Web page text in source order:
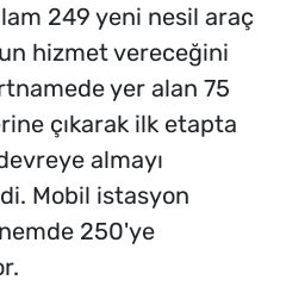
249 yeni nesil araç
hizmet vereceğini
yer alan 75
çıkarak ilk etapta
almayı
Mobil istasyon
250'ye